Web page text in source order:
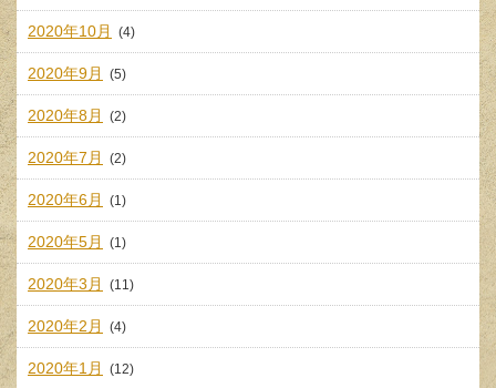
2020年10月 (4)
2020年9月 (5)
2020年8月 (2)
2020年7月 (2)
2020年6月 (1)
2020年5月 (1)
2020年3月 (11)
2020年2月 (4)
2020年1月 (12)